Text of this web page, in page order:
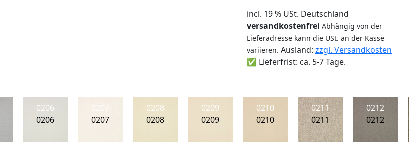
incl. 19 % USt. Deutschland
versandkostenfrei Abhängig von der
Lieferadresse kann die USt. an der Kasse
variieren. Ausland: zzgl. Versandkosten
✅ Lieferfrist: ca. 5-7 Tage.
0206
0206
0207
0207
0208
0208
0209
0209
0210
0210
0211
0211
0212
0212